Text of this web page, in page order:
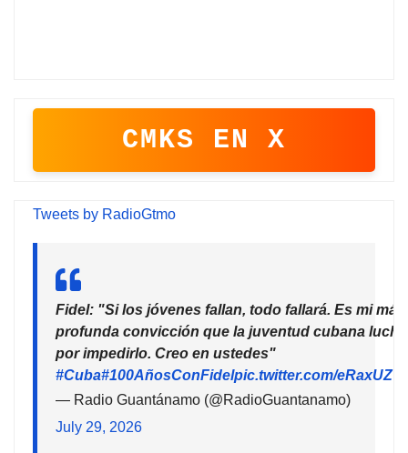
CMKS EN X
Tweets by RadioGtmo
Fidel: "Si los jóvenes fallan, todo fallará. Es mi más
profunda convicción que la juventud cubana
por impedirlo. Creo en ustedes"
#Cuba#100AñosConFidelpic.twitter.com/
— Radio Guantánamo (@RadioGuantanamo)
July 29, 2026